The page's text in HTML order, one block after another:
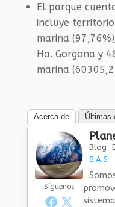
El parque
incluye
marina
Ha. Gorgona y
marina
Acerca de Últimas
Síguenos
Blog
S.A.S